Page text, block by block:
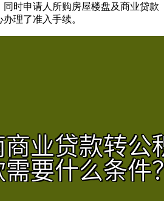
时申请人所购房屋楼盘及商业贷款
理了准入手续。